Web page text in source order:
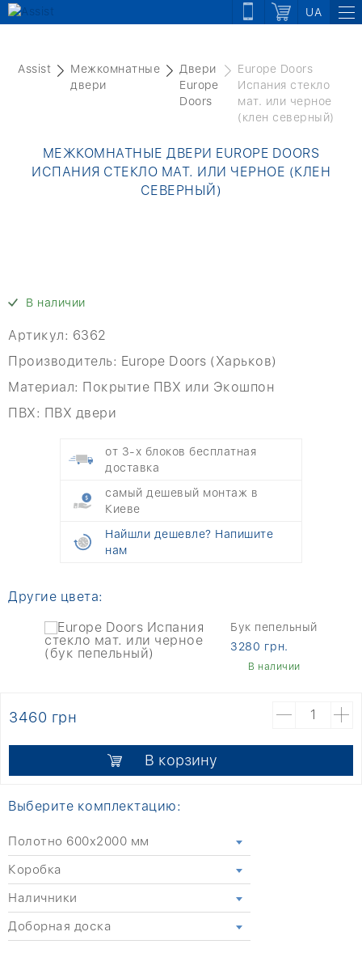
UA
Assist
Межкомнатные
двери
Двери
Europe
Doors
Europe Doors
Испания стекло
мат. или черное
(клен северный)
МЕЖКОМНАТНЫЕ ДВЕРИ EUROPE DOORS
ИСПАНИЯ СТЕКЛО МАТ. ИЛИ ЧЕРНОЕ (КЛЕН
СЕВЕРНЫЙ)
В наличии
Артикул: 6362
Производитель: Europe Doors (Харьков)
Материал: Покрытие ПВХ или Экошпон
ПВХ: ПВХ двери
от 3-х блоков бесплатная
доставка
самый дешевый монтаж в
Киеве
Найшли дешевле? Напишите
нам
Другие цвета:
Бук пепельный
3280 грн.
В наличии
3460 грн
В корзину
Выберите комплектацию:
Полотно 600x2000 мм
Коробка
Наличники
Доборная доска